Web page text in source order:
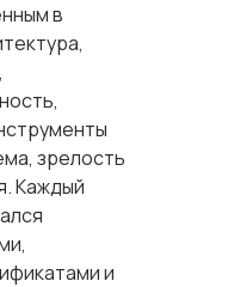
в
зрелость
Каждый
и